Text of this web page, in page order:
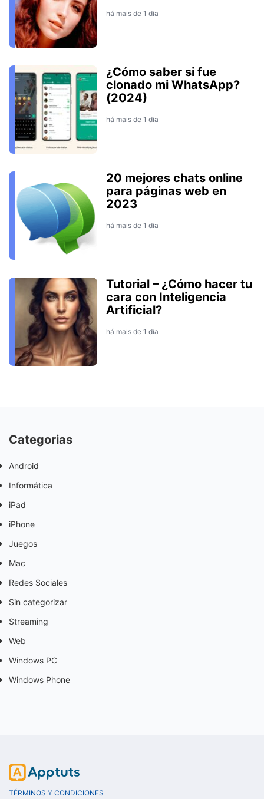
há mais de 1 dia
¿Cómo saber si fue
clonado mi WhatsApp?
(2024)
há mais de 1 dia
20 mejores chats online
para páginas web en
2023
há mais de 1 dia
Tutorial – ¿Cómo hacer tu
cara con Inteligencia
Artificial?
há mais de 1 dia
Categorias
Android
Informática
iPad
iPhone
Juegos
Mac
Redes Sociales
Sin categorizar
Streaming
Web
Windows PC
Windows Phone
TÉRMINOS Y CONDICIONES